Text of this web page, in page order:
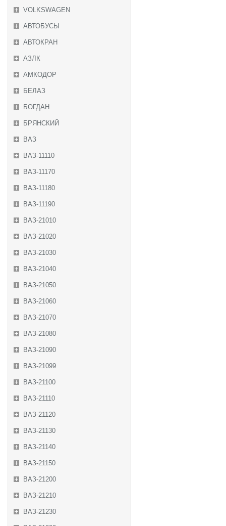
VOLKSWAGEN
АВТОБУСЫ
АВТОКРАН
АЗЛК
АМКОДОР
БЕЛАЗ
БОГДАН
БРЯНСКИЙ
ВАЗ
ВАЗ-11110
ВАЗ-11170
ВАЗ-11180
ВАЗ-11190
ВАЗ-21010
ВАЗ-21020
ВАЗ-21030
ВАЗ-21040
ВАЗ-21050
ВАЗ-21060
ВАЗ-21070
ВАЗ-21080
ВАЗ-21090
ВАЗ-21099
ВАЗ-21100
ВАЗ-21110
ВАЗ-21120
ВАЗ-21130
ВАЗ-21140
ВАЗ-21150
ВАЗ-21200
ВАЗ-21210
ВАЗ-21230